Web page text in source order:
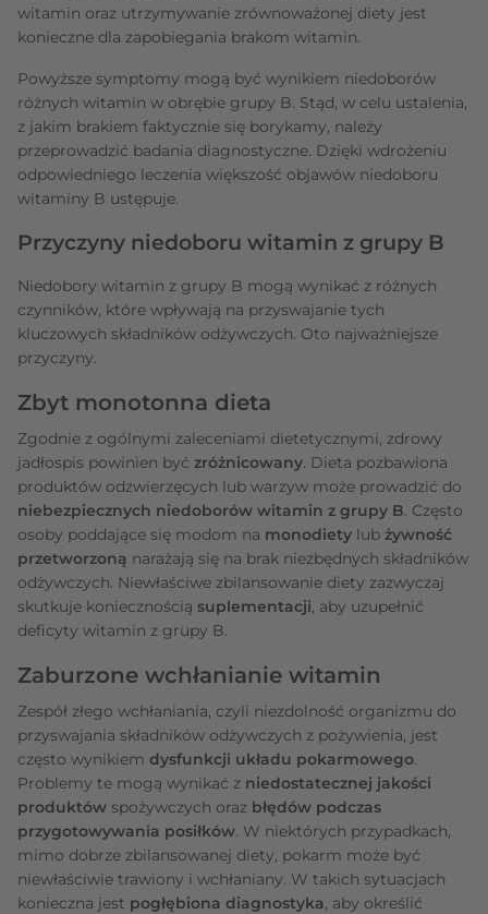
witamin oraz utrzymywanie zrównoważonej diety jest
konieczne dla zapobiegania brakom witamin.
Powyższe symptomy mogą być wynikiem niedoborów
różnych witamin w obrębie grupy B. Stąd, w celu ustalenia,
z jakim brakiem faktycznie się borykamy, należy
przeprowadzić badania diagnostyczne. Dzięki wdrożeniu
odpowiedniego leczenia większość objawów niedoboru
witaminy B ustępuje.
Przyczyny niedoboru witamin z grupy B
Niedobory witamin z grupy B mogą wynikać z różnych
czynników, które wpływają na przyswajanie tych
kluczowych składników odżywczych. Oto najważniejsze
przyczyny.
Zbyt monotonna dieta
Zgodnie z ogólnymi zaleceniami dietetycznymi, zdrowy
jadłospis powinien być zróżnicowany. Dieta pozbawiona
produktów odzwierzęcych lub warzyw może prowadzić do
niebezpiecznych niedoborów witamin z grupy B. Często
osoby poddające się modom na monodiety lub żywność
przetworzoną narażają się na brak niezbędnych składników
odżywczych. Niewłaściwe zbilansowanie diety zazwyczaj
skutkuje koniecznością suplementacji, aby uzupełnić
deficyty witamin z grupy B.
Zaburzone wchłanianie witamin
Zespół złego wchłaniania, czyli niezdolność organizmu do
przyswajania składników odżywczych z pożywienia, jest
często wynikiem dysfunkcji układu pokarmowego.
Problemy te mogą wynikać z niedostatecznej jakości
produktów spożywczych oraz błędów podczas
przygotowywania posiłków. W niektórych przypadkach,
mimo dobrze zbilansowanej diety, pokarm może być
niewłaściwie trawiony i wchłaniany. W takich sytuacjach
konieczna jest pogłębiona diagnostyka, aby określić